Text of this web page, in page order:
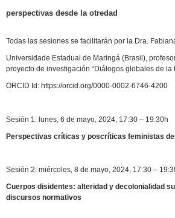
perspectivas desde la otredad
Todas las sesiones se facilitarán por la Dra.
Universidade Estadual de Maringá (Brasil),
proyecto de investigación “Diálogos globales de la
ORCID Id: https://orcid.org/0000-0002-6746-4200
Sesión 1: lunes, 6 de mayo, 2024, 17:30 – 19:30h
Perspectivas críticas y poscríticas feministas
Sesión 2: miércoles, 8 de mayo, 2024, 17:30 –
Cuerpos disidentes: alteridad y decolonialidad
discursos normativos